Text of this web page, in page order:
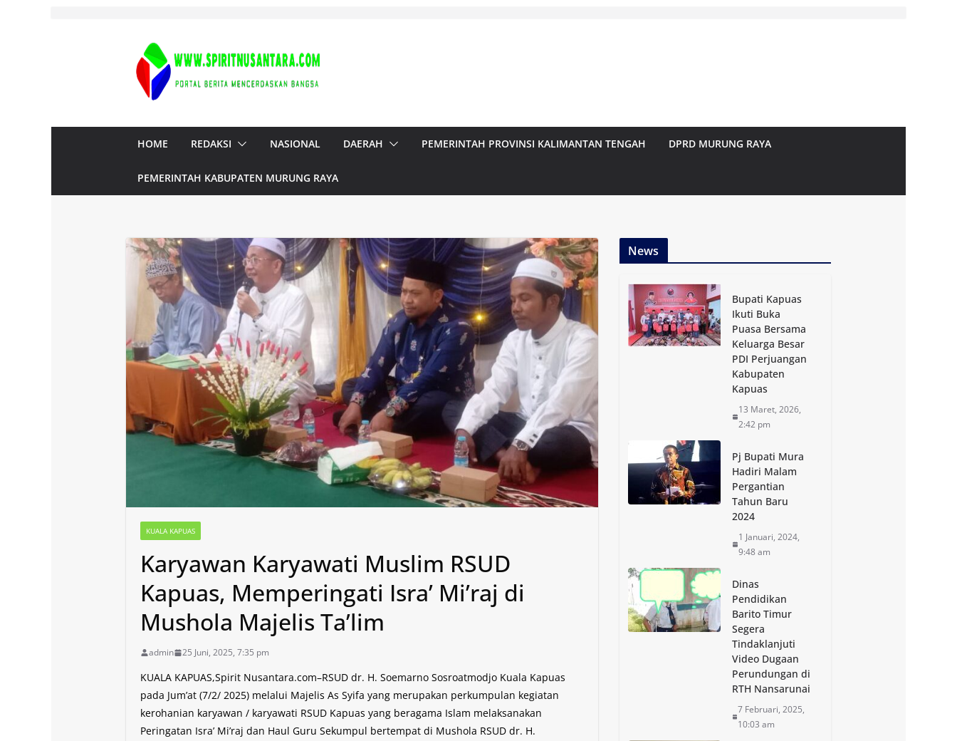
HOME REDAKSI NASIONAL DAERAH PEMERINTAH PROVINSI KALIMANTAN TENGAH DPRD MURUNG RAYA
PEMERINTAH KABUPATEN MURUNG RAYA
KUALA KAPUAS
Karyawan Karyawati Muslim RSUD
Kapuas, Memperingati Isra’ Mi’raj di
Mushola Majelis Ta’lim
admin 25 Juni, 2025, 7:35 pm
KUALA KAPUAS,Spirit Nusantara.com–RSUD dr. H. Soemarno Sosroatmodjo Kuala Kapuas
pada Jum’at (7/2/ 2025) melalui Majelis As Syifa yang merupakan perkumpulan kegiatan
kerohanian karyawan / karyawati RSUD Kapuas yang beragama Islam melaksanakan
Peringatan Isra’ Mi’raj dan Haul Guru Sekumpul bertempat di Mushola RSUD dr. H.
News
Bupati Kapuas
Ikuti Buka
Puasa Bersama
Keluarga Besar
PDI Perjuangan
Kabupaten
Kapuas
13 Maret, 2026,
2:42 pm
Pj Bupati Mura
Hadiri Malam
Pergantian
Tahun Baru
2024
1 Januari, 2024,
9:48 am
Dinas
Pendidikan
Barito Timur
Segera
Tindaklanjuti
Video Dugaan
Perundungan di
RTH Nansarunai
7 Februari, 2025,
10:03 am